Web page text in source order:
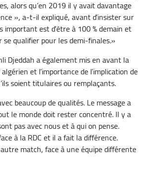
alors qu’en 2019 il y avait davantage
», a-t-il expliqué, avant d’insister sur
important est d’être à 100 % demain et
qualifier pour les demi-finales.»
Djeddah a également mis en avant la
et l’importance de l’implication de
soient titulaires ou remplaçants.
beaucoup de qualités. Le message a
le monde doit rester concentré. Il y a
pas avec nous et à qui on pense.
à la RDC et il a fait la différence.
match, face à une équipe différente